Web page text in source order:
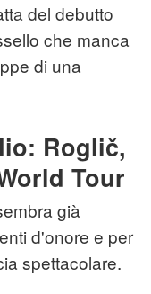
del debutto
che manca
di una
Roglič,
Tour
già
d'onore e per
spettacolare.